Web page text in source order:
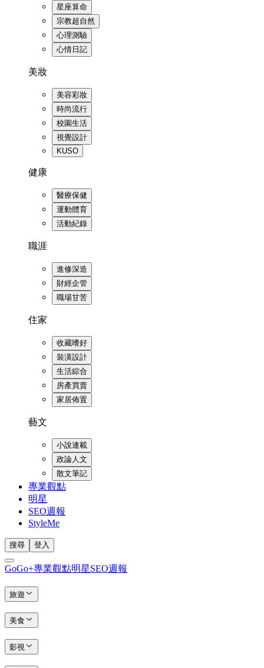
星座算命
宗教超自然
心理測驗
心情日記
美妝
美容彩妝
時尚流行
校園生活
視覺設計
KUSO
健康
醫療保健
運動體育
活動紀錄
職涯
進修深造
財經企管
職場甘苦
住家
收藏嗜好
裝潢設計
生活綜合
房產買賣
家居佈置
藝文
小說連載
政論人文
散文筆記
專業觀點
明星
SEO週報
StyleMe
搜尋 登入
GoGo+專業觀點明星SEO週報
旅遊
美食
影視